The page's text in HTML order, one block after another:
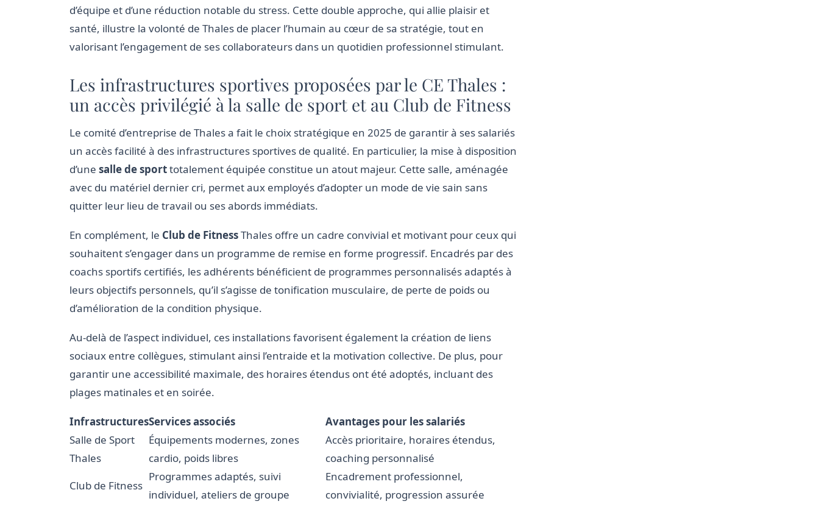
d’équipe et d’une réduction notable du stress. Cette double approche, qui allie plaisir et
santé, illustre la volonté de Thales de placer l’humain au cœur de sa stratégie, tout en
valorisant l’engagement de ses collaborateurs dans un quotidien professionnel stimulant.
Les infrastructures sportives proposées par le CE Thales :
un accès privilégié à la salle de sport et au Club de Fitness
Le comité d’entreprise de Thales a fait le choix stratégique en 2025 de garantir à ses salariés
un accès facilité à des infrastructures sportives de qualité. En particulier, la mise à disposition
d’une salle de sporttotalement équipée constitue un atout majeur. Cette salle, aménagée
avec du matériel dernier cri, permet aux employés d’adopter un mode de vie sain sans
quitter leur lieu de travail ou ses abords immédiats.
En complément, le Club de FitnessThales offre un cadre convivial et motivant pour ceux qui
souhaitent s’engager dans un programme de remise en forme progressif. Encadrés par des
coachs sportifs certifiés, les adhérents bénéficient de programmes personnalisés adaptés à
leurs objectifs personnels, qu’il s’agisse de tonification musculaire, de perte de poids ou
d’amélioration de la condition physique.
Au-delà de l’aspect individuel, ces installations favorisent également la création de liens
sociaux entre collègues, stimulant ainsi l’entraide et la motivation collective. De plus, pour
garantir une accessibilité maximale, des horaires étendus ont été adoptés, incluant des
plages matinales et en soirée.
InfrastructuresServices associés
Avantages pour les salariés
Salle de Sport
Thales
Équipements modernes, zones
cardio, poids libres
Accès prioritaire, horaires étendus,
coaching personnalisé
Club de Fitness
Programmes adaptés, suivi
individuel, ateliers de groupe
Encadrement professionnel,
convivialité, progression assurée